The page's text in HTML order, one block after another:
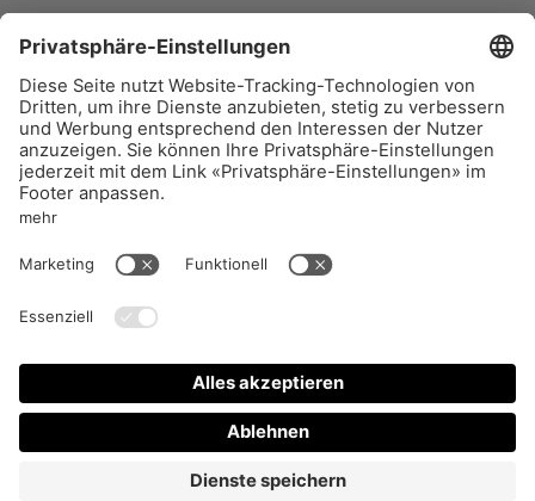
True Stories
Die besten Reportagen der Welt 2019
232 Seiten, Paperback mit Farbschnitt
ISBN 978-3-033-07711-9
ReportagenTaschenbuch
Puntas Reportagen
15
AUSVERKAUFT
AGB
Aboservice
FAQ
Vertrieb
VERTRAG WIDERRUFEN